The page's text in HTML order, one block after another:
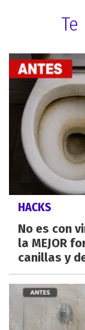
HACKS
No es con
la MEJOR
canillas y